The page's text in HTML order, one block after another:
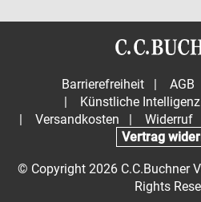
Barrierefreiheit | AGB
|
Künstliche Intelligenz
|
Versandkosten | Widerruf
Vertrag
© Copyright 2026 C.C.Buchner
Rights